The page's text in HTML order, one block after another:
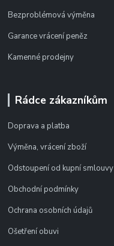
Bezproblémová výměna
Garance vrácení peněz
Kamenné prodejny
Rádce zákazníkům
Doprava a platba
Výměna, vrácení zboží
Odstoupení od kupní smlouvy
Obchodní podmínky
Ochrana osobních údajů
Ošetření obuvi